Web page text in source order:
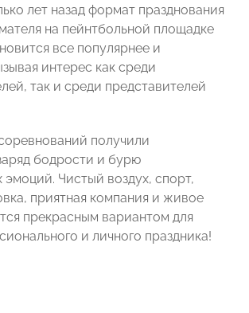
лет назад формат празднования
на пейнтбольной площадке
все популярнее и
интерес как среди
так и среди представителей
получили
бодрости и бурю
Чистый воздух, спорт,
приятная компания и живое
прекрасным вариантом для
и личного праздника!